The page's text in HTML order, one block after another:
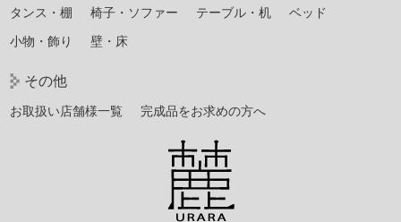
タンス・棚 椅子・ソファー テーブル・机
ベッド
小物・飾り
壁・床
その他
お取扱い店舗様一覧 完成品をお求めの方へ